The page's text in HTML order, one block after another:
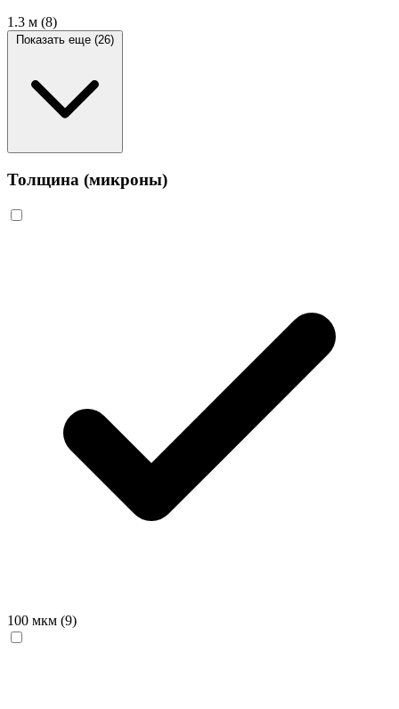
1.3 м (8)
Показать еще (26)
Толщина (микроны)
100 мкм (9)